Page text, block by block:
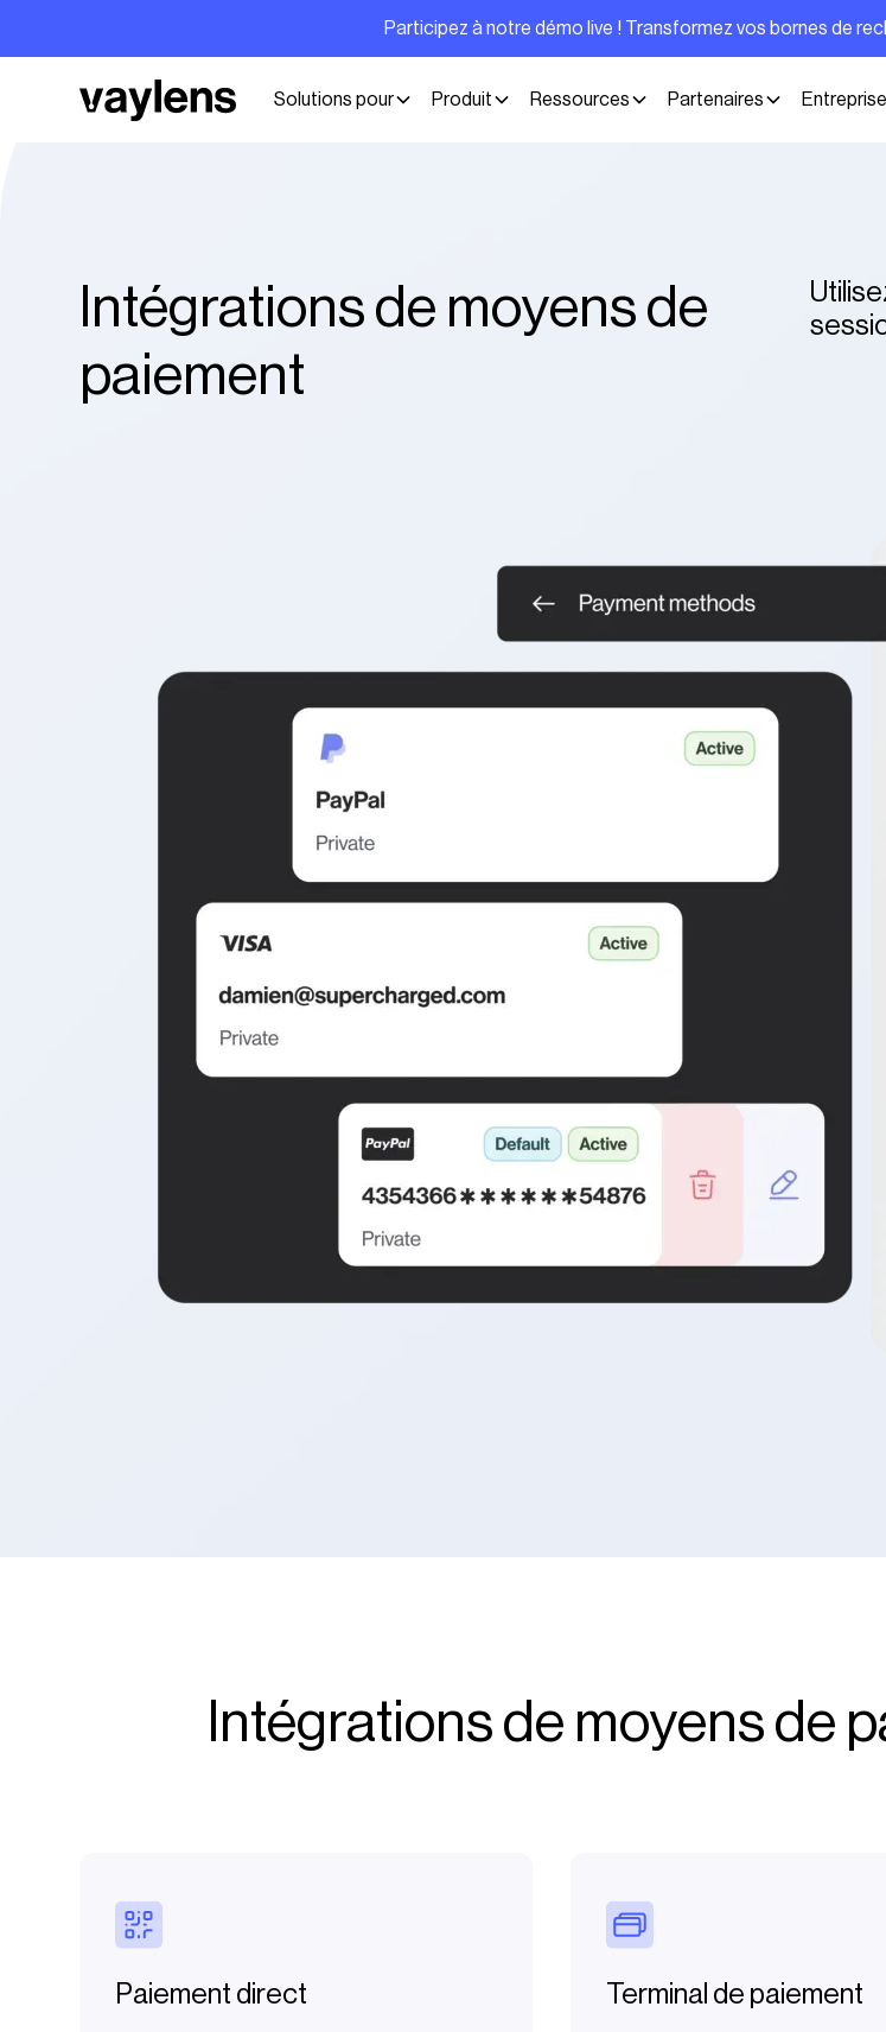
Participez à notre démo live ! Transformez vos bornes de
Solutions pour Produit Ressources Partenaires Entreprise
Intégrations de moyens de
paiement
Intégrations de moyens de
Paiement direct Terminal de paiement